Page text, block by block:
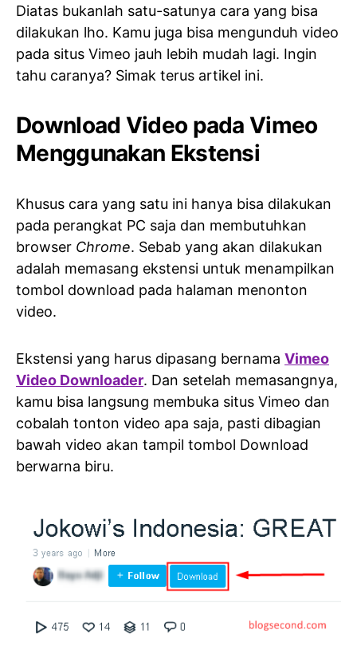
Diatas bukanlah satu-satunya cara yang bisa
dilakukan lho. Kamu juga bisa mengunduh video
pada situs Vimeo jauh lebih mudah lagi. Ingin
tahu caranya? Simak terus artikel ini.
Download Video pada Vimeo
Menggunakan Ekstensi
Khusus cara yang satu ini hanya bisa dilakukan
pada perangkat PC saja dan membutuhkan
browser Chrome. Sebab yang akan dilakukan
adalah memasang ekstensi untuk menampilkan
tombol download pada halaman menonton
video.
Ekstensi yang harus dipasang bernama Vimeo
Video Downloader. Dan setelah memasangnya,
kamu bisa langsung membuka situs Vimeo dan
cobalah tonton video apa saja, pasti dibagian
bawah video akan tampil tombol Download
berwarna biru.